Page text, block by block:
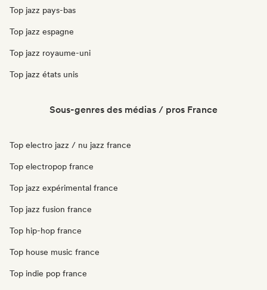
Top jazz pays-bas
Top jazz espagne
Top jazz royaume-uni
Top jazz états unis
Sous-genres des médias / pros France
Top electro jazz / nu jazz france
Top electropop france
Top jazz expérimental france
Top jazz fusion france
Top hip-hop france
Top house music france
Top indie pop france